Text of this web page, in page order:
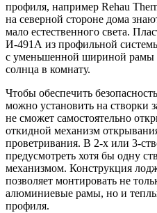
профиля, например Rehau
на северной стороне дома
мало естественного света.
И-491А из профильной
с уменьшенной шириной рамы
солнца в комнату.
Чтобы обеспечить
можно установить на створки
не сможет самостоятельно
откидной механизм
проветривания. В 2-х или 3-
предусмотреть хотя бы одну
механизмом. Конструкция
позволяет монтировать не
алюминиевые рамы, но и
профиля.